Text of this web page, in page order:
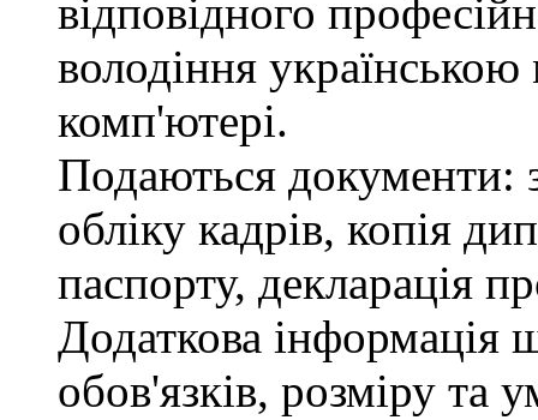
відповідного
володіння
комп'ютері.
Подаються документи:
обліку кадрів, копія
паспорту, декларація
Додаткова інформація
обов'язків, розміру та